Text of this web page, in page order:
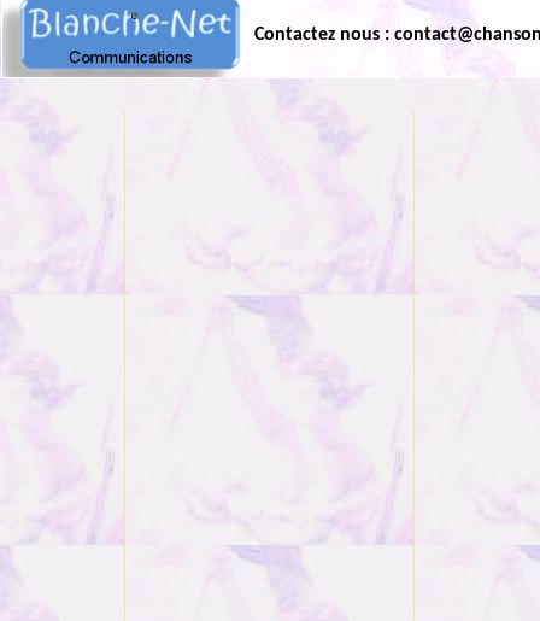
Contactez nous :